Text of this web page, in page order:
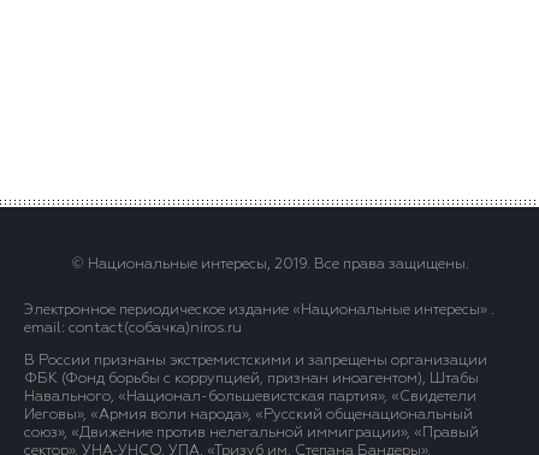
© Национальные интересы, 2019. Все права защищены.
Электронное периодическое издание «Национальные интересы» .
email: contact(сoбaчка)niros.ru
В России признаны экстремистскими и запрещены организации
ФБК (Фонд борьбы с коррупцией, признан иноагентом), Штабы
Навального, «Национал-большевистская партия», «Свидетели
Иеговы», «Армия воли народа», «Русский общенациональный
союз», «Движение против нелегальной иммиграции», «Правый
сектор», УНА-УНСО, УПА, «Тризуб им. Степана Бандеры»,